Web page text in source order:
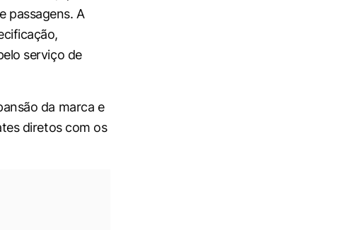
passagens. A
serviço de
da marca e
diretos com os